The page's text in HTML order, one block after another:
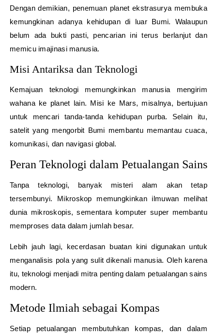
Dengan demikian, penemuan planet ekstrasurya membuka
kemungkinan adanya kehidupan di luar Bumi. Walaupun
belum ada bukti pasti, pencarian ini terus berlanjut dan
memicu imajinasi manusia.
Misi Antariksa dan Teknologi
Kemajuan teknologi memungkinkan manusia mengirim
wahana ke planet lain. Misi ke Mars, misalnya, bertujuan
untuk mencari tanda-tanda kehidupan purba. Selain itu,
satelit yang mengorbit Bumi membantu memantau cuaca,
komunikasi, dan navigasi global.
Peran Teknologi dalam Petualangan Sains
Tanpa teknologi, banyak misteri alam akan tetap
tersembunyi. Mikroskop memungkinkan ilmuwan melihat
dunia mikroskopis, sementara komputer super membantu
memproses data dalam jumlah besar.
Lebih jauh lagi, kecerdasan buatan kini digunakan untuk
menganalisis pola yang sulit dikenali manusia. Oleh karena
itu, teknologi menjadi mitra penting dalam petualangan sains
modern.
Metode Ilmiah sebagai Kompas
Setiap petualangan membutuhkan kompas, dan dalam